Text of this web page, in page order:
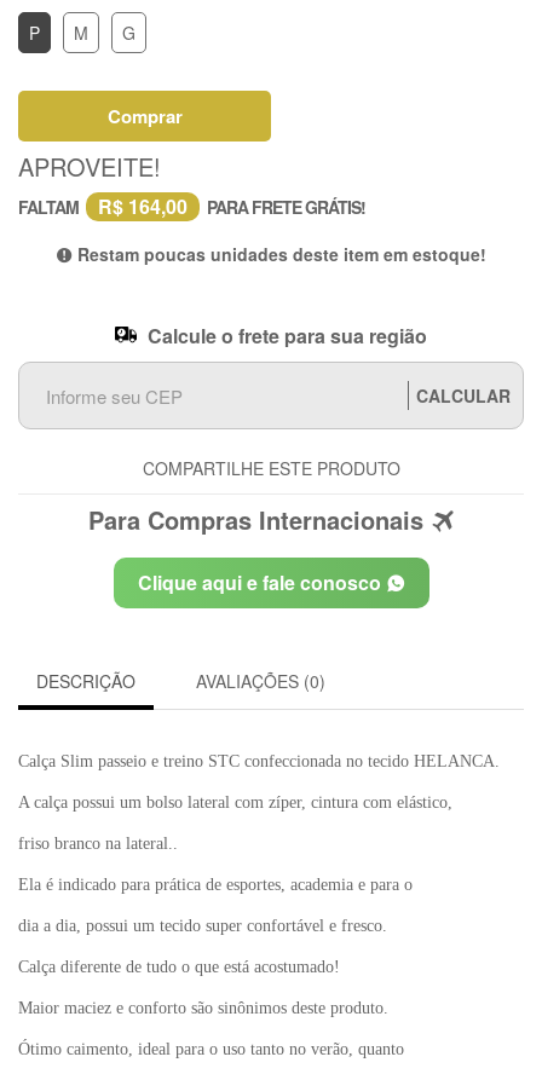
P
M G
Comprar
APROVEITE!
FALTAM R$ 164,00
PARA FRETE GRÁTIS!
Restam poucas unidades deste item em estoque!
Calcule o frete para sua região
CALCULAR
COMPARTILHE ESTE PRODUTO
Para Compras Internacionais
Clique aqui e fale conosco
DESCRIÇÃO AVALIAÇÕES (0)
Calça Slim passeio e treino STC confeccionada no tecido HELANCA.
A calça possui um bolso lateral com zíper, cintura com elástico,
friso branco na lateral..
Ela é indicado para prática de esportes, academia e para o
dia a dia, possui um tecido super confortável e fresco.
Calça diferente de tudo o que está acostumado!
Maior maciez e conforto são sinônimos deste produto.
Ótimo caimento, ideal para o uso tanto no verão, quanto